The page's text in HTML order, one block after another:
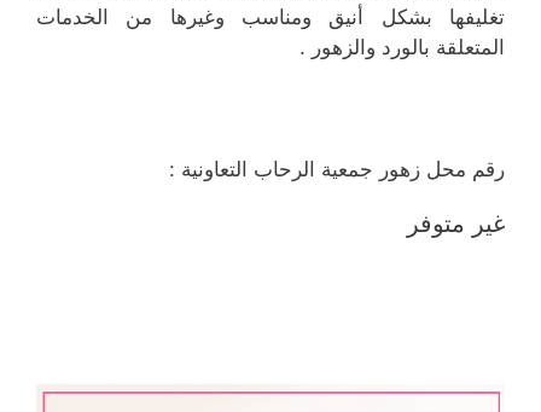
تغليفها بشكل أنيق ومناسب وغيرها من الخدمات
المتعلقة بالورد والزهور .
رقم محل زهور جمعية الرحاب التعاونية :
غير متوفر